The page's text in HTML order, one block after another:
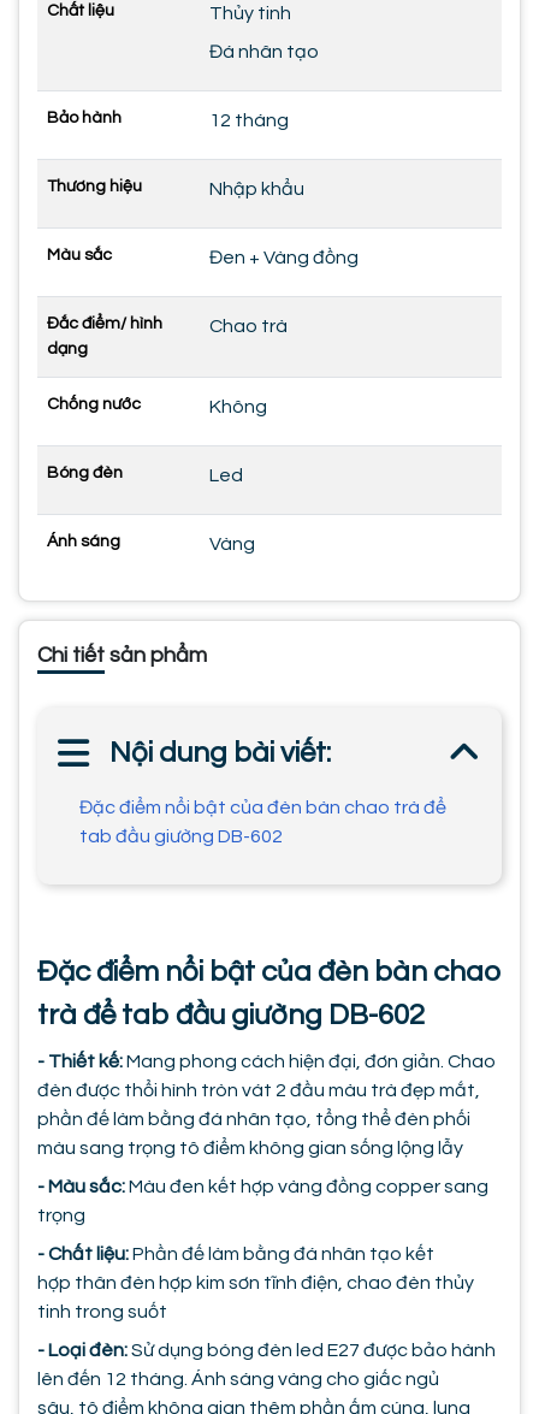
Chất liệu
Thủy tinh
Đá nhân tạo
Bảo hành 12 tháng
Thương hiệu Nhập khẩu
Màu sắc Đen + Vàng đồng
Đắc điểm/ hình
dạng
Chao trà
Chống nước Không
Bóng đèn Led
Ánh sáng Vàng
Chi tiết sản phẩm
Nội dung bài viết:
Đặc điểm nổi bật của đèn bàn chao trà để
tab đầu giường DB-602
Đặc điểm nổi bật của đèn bàn chao
trà để tab đầu giường DB-602
- Thiết kế:Mang phong cách hiện đại, đơn giản. Chao
đèn được thổi hình tròn vát 2 đầu màu trà đẹp mắt,
phần đế làm bằng đá nhân tạo, tổng thể đèn phối
màu sang trọng tô điểm không gian sống lộng lẫy
- Màu sắc:Màu đen kết hợp vàng đồng copper sang
trọng
- Chất liệu:Phần đế làm bằng đá nhân tạo kết
hợp thân đèn hợp kim sơn tĩnh điện, chao đèn thủy
tinh trong suốt
- Loại đèn:Sử dụng bóng đèn led E27 được bảo hành
lên đến 12 tháng. Ánh sáng vàng cho giấc ngủ
sâu, tô điểm không gian thêm phần ấm cúng, lung